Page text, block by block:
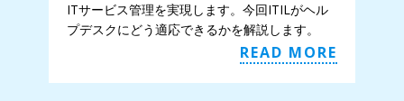
ITサービス管理を実現します。今回ITILがヘル
プデスクにどう適応できるかを解説します。
READ MORE